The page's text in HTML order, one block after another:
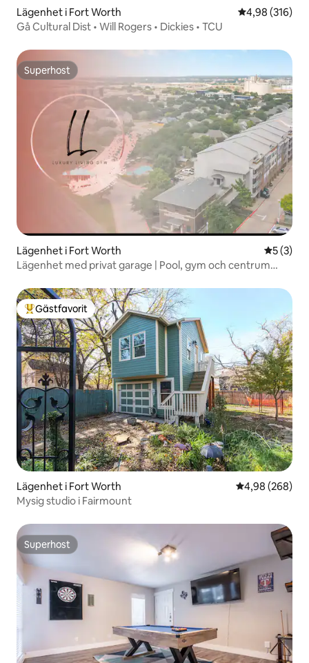
Lägenhet i Fort Worth 4,98 av 5 i
4,98 (316)
Gå Cultural Dist • Will Rogers • Dickies • TCU
Superhost
Superhost
Lägenhet i Fort Worth 5 av 5 i
5 (3)
Lägenhet med privat garage | Pool, gym och centrum
Populär gästfavorit
Gästfavorit
Lägenhet i Fort Worth 4,98 av 5 i
4,98 (268)
Mysig studio i Fairmount
Superhost
Superhost